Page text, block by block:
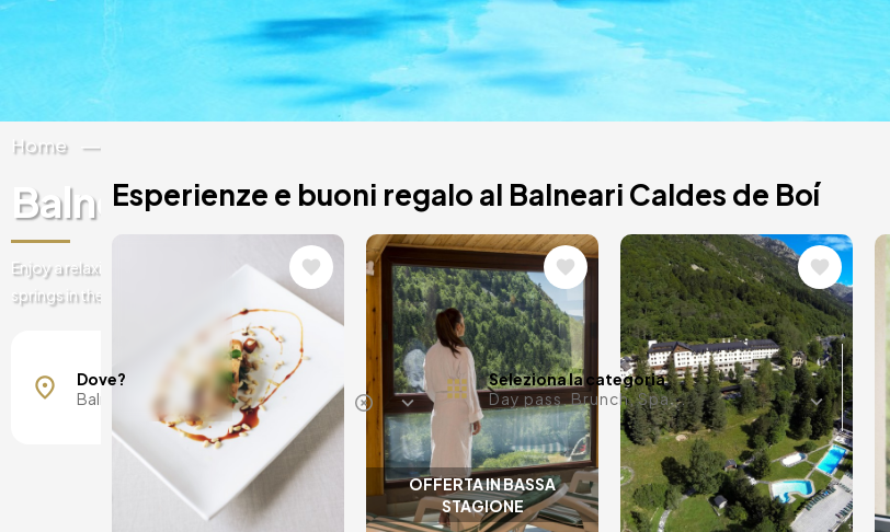
Home
Balneari Caldes de Boí
Enjoy a relaxing day in Caldes de Boí in Lleida. The spa with the most variety of thermal
springs in the world. Rest your mind and body with our wellness experiences.
Barcellona, Spagna
Madrid, Spagna
Costa del Sol, Spagna
Dove?
Seleziona la categoria
Day pass, Brunch, Spa...
Esperienze e buoni regalo al Balneari Caldes de Boí
Immagine
OFFERTA IN BASSA
STAGIONE
Immagine Immagine